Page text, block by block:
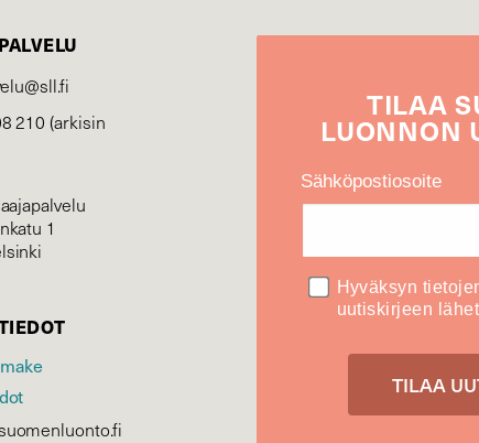
210 (arkisin
1
TILAA
LUONNON
Sähköpostiosoite
Hyväksyn
uutiskirjeen